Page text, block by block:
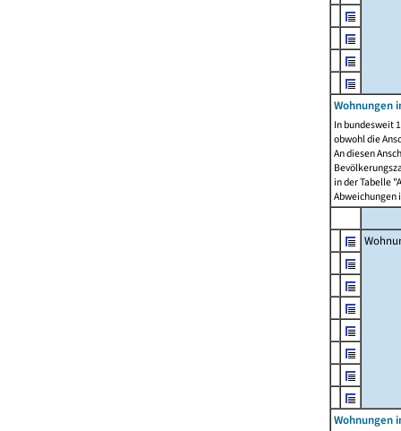
Wohnungen
In bundesweit
obwohl die
An diesen
in der Tabelle
Abweichungen
Wohnungen